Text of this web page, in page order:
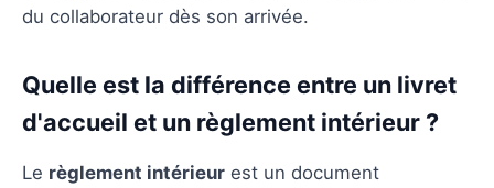
du collaborateur dès son arrivée.
Quelle est la différence entre un livret
d'accueil et un règlement intérieur ?
Le règlement intérieur est un document